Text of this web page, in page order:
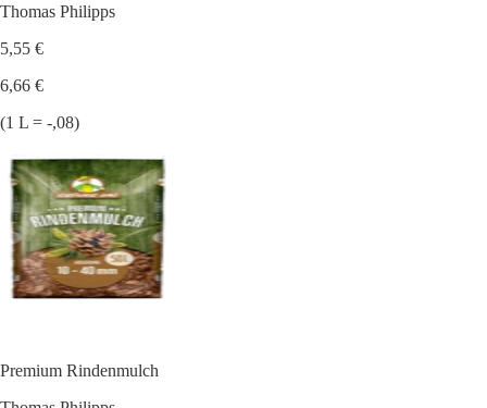
Thomas Philipps
5,55 €
6,66 €
(1 L = -,08)
Premium Rindenmulch